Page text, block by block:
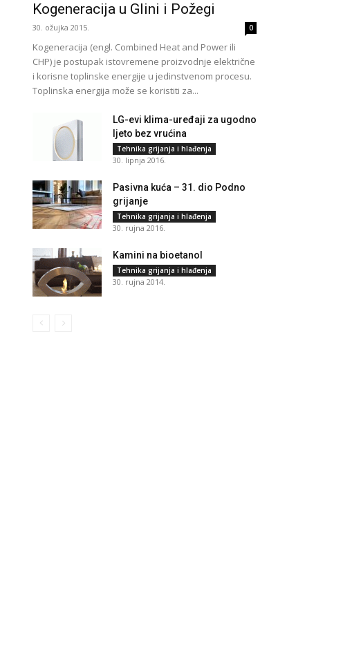
Kogeneracija u Glini i Požegi
30. ožujka 2015. 0
Kogeneracija (engl. Combined Heat and Power ili
CHP) je postupak istovremene proizvodnje električne
i korisne toplinske energije u jedinstvenom procesu.
Toplinska energija može se koristiti za...
LG-evi klima-uređaji za ugodno
ljeto bez vrućina
Tehnika grijanja i hlađenja
30. lipnja 2016.
Pasivna kuća – 31. dio Podno
grijanje
Tehnika grijanja i hlađenja
30. rujna 2016.
Kamini na bioetanol
Tehnika grijanja i hlađenja
30. rujna 2014.